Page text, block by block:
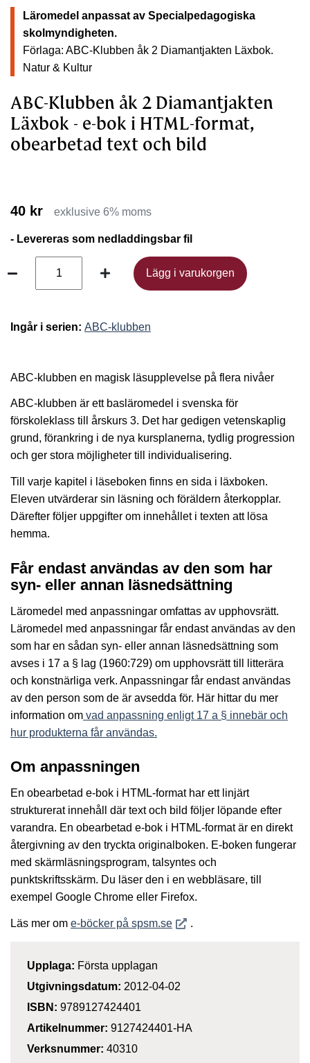
Läromedel anpassat av Specialpedagogiska
skolmyndigheten.
Förlaga: ABC-Klubben åk 2 Diamantjakten Läxbok.
Natur & Kultur
ABC-Klubben åk 2 Diamantjakten
Läxbok - e-bok i HTML-format,
obearbetad text och bild
40 kr exklusive 6% moms
- Levereras som nedladdingsbar fil
Lägg i varukorgen
Lägg i varukorgen
Ingår i serien: ABC-klubben
ABC-klubben en magisk läsupplevelse på flera nivåer
ABC-klubben är ett basläromedel i svenska för
förskoleklass till årskurs 3. Det har gedigen vetenskaplig
grund, förankring i de nya kursplanerna, tydlig progression
och ger stora möjligheter till individualisering.
Till varje kapitel i läseboken finns en sida i läxboken.
Eleven utvärderar sin läsning och föräldern återkopplar.
Därefter följer uppgifter om innehållet i texten att lösa
hemma.
Får endast användas av den som har
syn- eller annan läsnedsättning
Läromedel med anpassningar omfattas av upphovsrätt.
Läromedel med anpassningar får endast användas av den
som har en sådan syn- eller annan läsnedsättning som
avses i 17 a § lag (1960:729) om upphovsrätt till litterära
och konstnärliga verk. Anpassningar får endast användas
av den person som de är avsedda för. Här hittar du mer
information om vad anpassning enligt 17 a § innebär och
hur produkterna får användas.
Om anpassningen
En obearbetad e-bok i HTML-format har ett linjärt
strukturerat innehåll där text och bild följer löpande efter
varandra. En obearbetad e-bok i HTML-format är en direkt
återgivning av den tryckta originalboken. E-boken fungerar
med skärmläsningsprogram, talsyntes och
punktskriftsskärm. Du läser den i en webbläsare, till
exempel Google Chrome eller Firefox.
Läs mer om e-böcker på spsm.seÖppnas i nytt fönster
.
Upplaga: Första upplagan
Utgivningsdatum: 2012-04-02
ISBN: 9789127424401
Artikelnummer: 9127424401-HA
Verksnummer: 40310